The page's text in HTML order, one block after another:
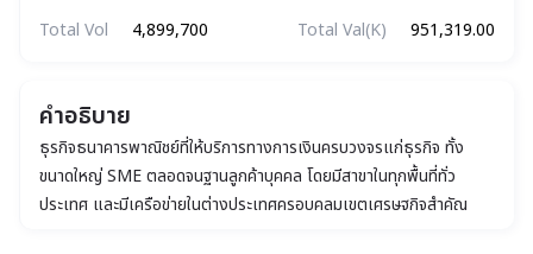
Total Vol 4,899,700 Total Val(K) 951,319.00
คำอธิบาย
ธุรกิจธนาคารพาณิชย์ที่ให้บริการทางการเงินครบวงจรแก่ธุรกิจ ทั้ง
ขนาดใหญ่ SME ตลอดจนฐานลูกค้าบุคคล โดยมีสาขาในทุกพื้นที่ทั่ว
ประเทศ และมีเครือข่ายในต่างประเทศครอบคลุมเขตเศรษฐกิจสำคัญ